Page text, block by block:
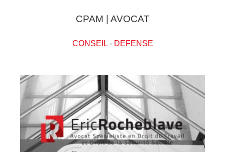
CPAM | AVOCAT
CONSEIL- DEFENSE